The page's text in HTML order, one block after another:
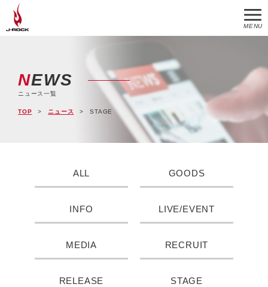
MENU
NEWS
ニュース一覧
TOP ニュース STAGE
ALL GOODS
INFO LIVE/EVENT
MEDIA RECRUIT
RELEASE STAGE